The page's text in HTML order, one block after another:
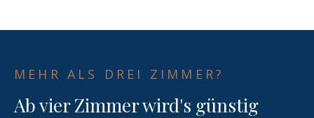
MEHR ALS DREI ZIMMER?
Ab vier Zimmer wird's günstig